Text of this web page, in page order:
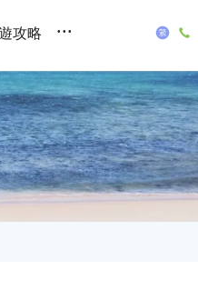
攻略 ...